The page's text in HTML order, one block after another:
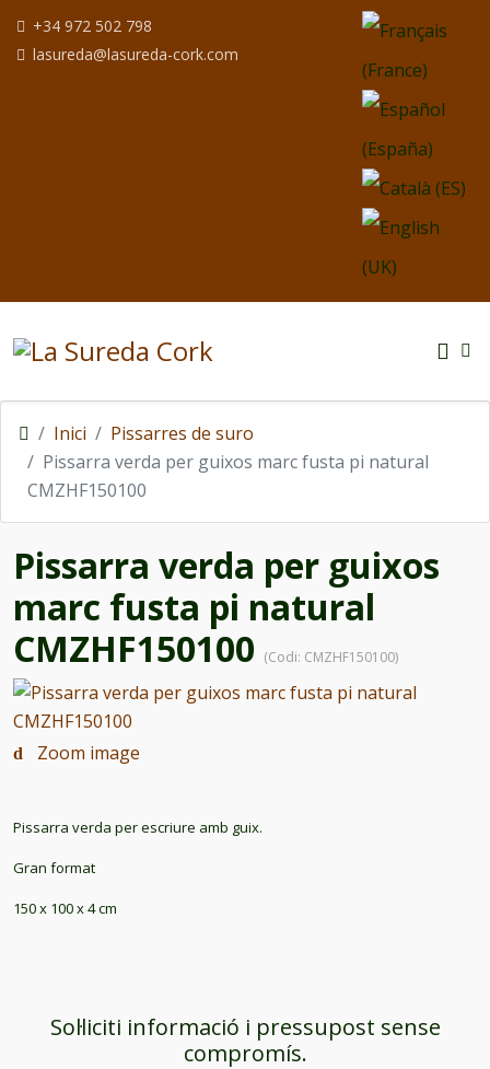
+34 972 502 798
lasureda@lasureda-cork.com
Seleccioni el seu
Inici
Pissarres de suro
Pissarra verda per guixos marc fusta pi natural
CMZHF150100
Pissarra verda per guixos
marc fusta pi natural
CMZHF150100 (Codi: CMZHF150100)
Zoom image
Pissarra verda per escriure amb guix.
Gran format
150 x 100 x 4 cm
Sol·liciti informació i pressupost sense
compromís.